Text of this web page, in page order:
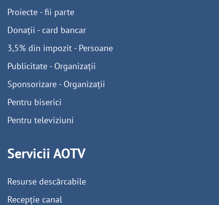
Proiecte - fii parte
Donații - card bancar
3,5% din impozit - Persoane
Publicitate - Organizații
Sponsorizare - Organizații
Pentru biserici
Pentru televiziuni
Servicii AOTV
Resurse descărcabile
Recepție canal